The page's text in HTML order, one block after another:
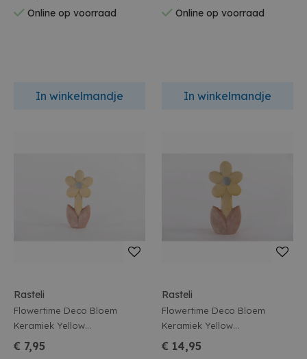
Online op voorraad
In winkelmandje
Online op voorraad
In winkelmandje
Rasteli
Flowertime Deco Bloem
Keramiek Yellow
L12,5x7xh25,5cm
€ 7,95
Rasteli
Flowertime Deco Bloem
Keramiek Yellow
L15x9,5xh33cm
€ 14,95